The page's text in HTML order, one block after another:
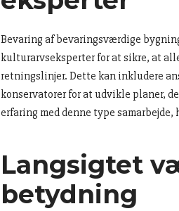
Bevaring af bevaringsværdige
kulturarvseksperter for at sikre, at
retningslinjer. Dette kan inkludere
konservatorer for at udvikle planer,
erfaring med denne type
Langsigtet
betydning